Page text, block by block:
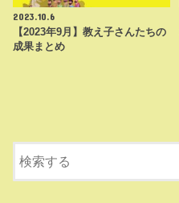
2023.10.6
【2023年9月】教え子さんたちの
成果まとめ